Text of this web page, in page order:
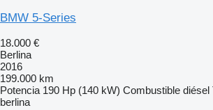
BMW 5-Series
18.000 €
Berlina
2016
199.000 km
Potencia 190 Hp (140 kW) Combustible diésel
berlina